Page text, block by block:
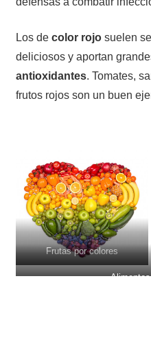
Los de color rojosuelen
deliciosos y aportan
antioxidantes. Tomates,
frutos rojos son un buen
Frutas por colores